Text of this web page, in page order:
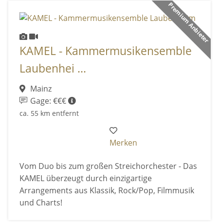
Premium Anbieter
KAMEL - Kammermusikensemble
Laubenhei ...
Mainz
Gage: €€€
ca. 55 km entfernt
Merken
Vom Duo bis zum großen Streichorchester - Das
KAMEL überzeugt durch einzigartige
Arrangements aus Klassik, Rock/Pop, Filmmusik
und Charts!